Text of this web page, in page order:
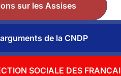
sur les Assises
de la CNDP
SOCIALE DES